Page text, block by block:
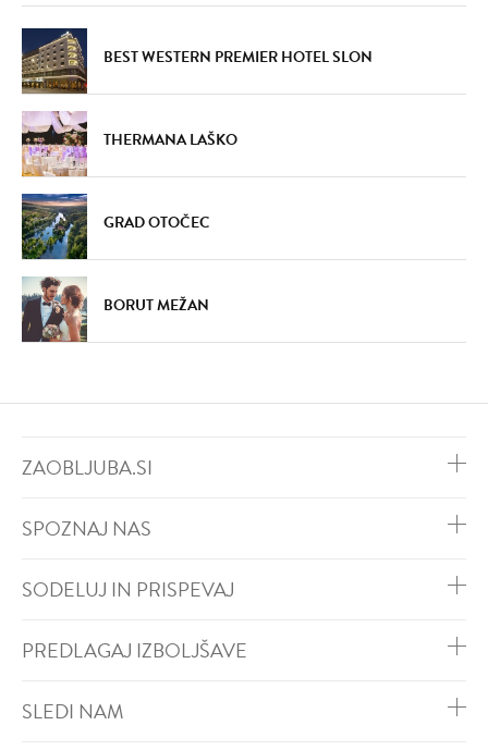
BEST WESTERN PREMIER HOTEL SLON
THERMANA LAŠKO
GRAD OTOČEC
BORUT MEŽAN
ZAOBLJUBA.SI
SPOZNAJ NAS
SODELUJ IN PRISPEVAJ
PREDLAGAJ IZBOLJŠAVE
SLEDI NAM